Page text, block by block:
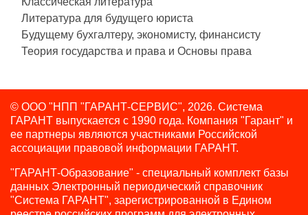
Литература для будущего юриста
Будущему бухгалтеру, экономисту, финансисту
Теория государства и права и Основы права
© ООО "НПП "ГАРАНТ-СЕРВИС", 2026. Система
ГАРАНТ выпускается с 1990 года. Компания "Гарант" и
ее партнеры являются участниками Российской
ассоциации правовой информации ГАРАНТ.
"ГАРАНТ-Образование" - специальный комплект базы
данных Электронный периодический справочник
"Система ГАРАНТ", зарегистрированной в Едином